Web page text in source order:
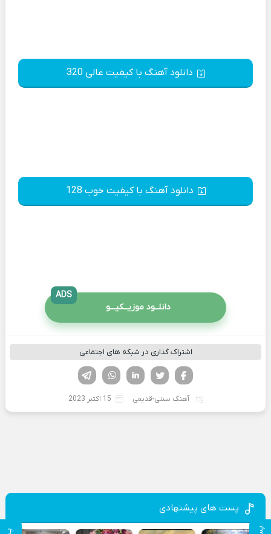
دانلود آهنگ با کیفیت عالی 320
دانلود آهنگ با کیفیت خوب 128
دانلــود موزیــکیـــو
ADS
اشتراک گذاری در شبکه های اجتماعی
لینکدین تویتر
فیسوک
آهنگ سنتی-قدیمی 15 اکتبر 2023
پست های پیشنهادی